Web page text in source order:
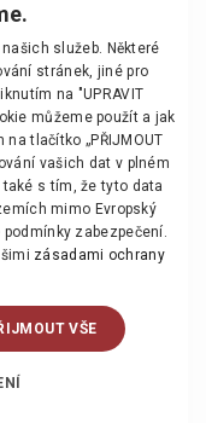
služeb. Některé
stránek, jiné pro
na "UPRAVIT
můžeme použít a jak
tlačítko „PŘIJMOUT
vašich dat v plném
s tím, že tyto data
mimo Evropský
zabezpečení.
zásadami ochrany
VŠE